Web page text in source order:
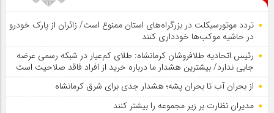
تردد موتورسیکلت در بزرگراه‌های استان ممنوع است/ زائران از پارک خودرو
در حاشیه موکب‌ها خودداری کنند
رئیس اتحادیه طلافروشان کرمانشاه: طلای کم‌عیار در شبکه رسمی عرضه
جایی ندارد/ بیشترین هشدار ما درباره خرید از افراد فاقد صلاحیت است
از بحران آب تا بحران پشه؛ هشدار جدی برای شرق کرمانشاه
مدیران نظارت بر زیر مجموعه را بیشتر کنند